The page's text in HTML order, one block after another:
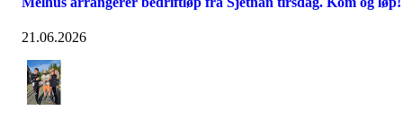
21.06.2026